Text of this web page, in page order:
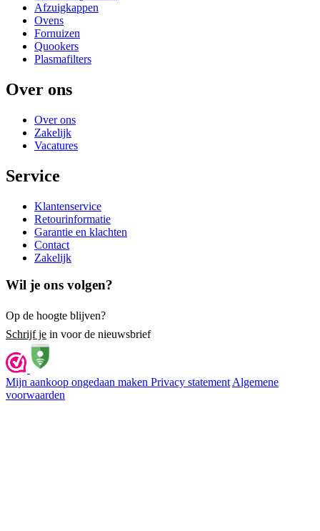
Afzuigkappen
Ovens
Fornuizen
Quookers
Plasmafilters
Over ons
Over ons
Zakelijk
Vacatures
Service
Klantenservice
Retourinformatie
Garantie en klachten
Contact
Zakelijk
Wil je ons volgen?
Op de hoogte blijven?
Schrijf je in voor de nieuwsbrief
Mijn aankoop ongedaan maken Privacy statement Algemene
voorwaarden